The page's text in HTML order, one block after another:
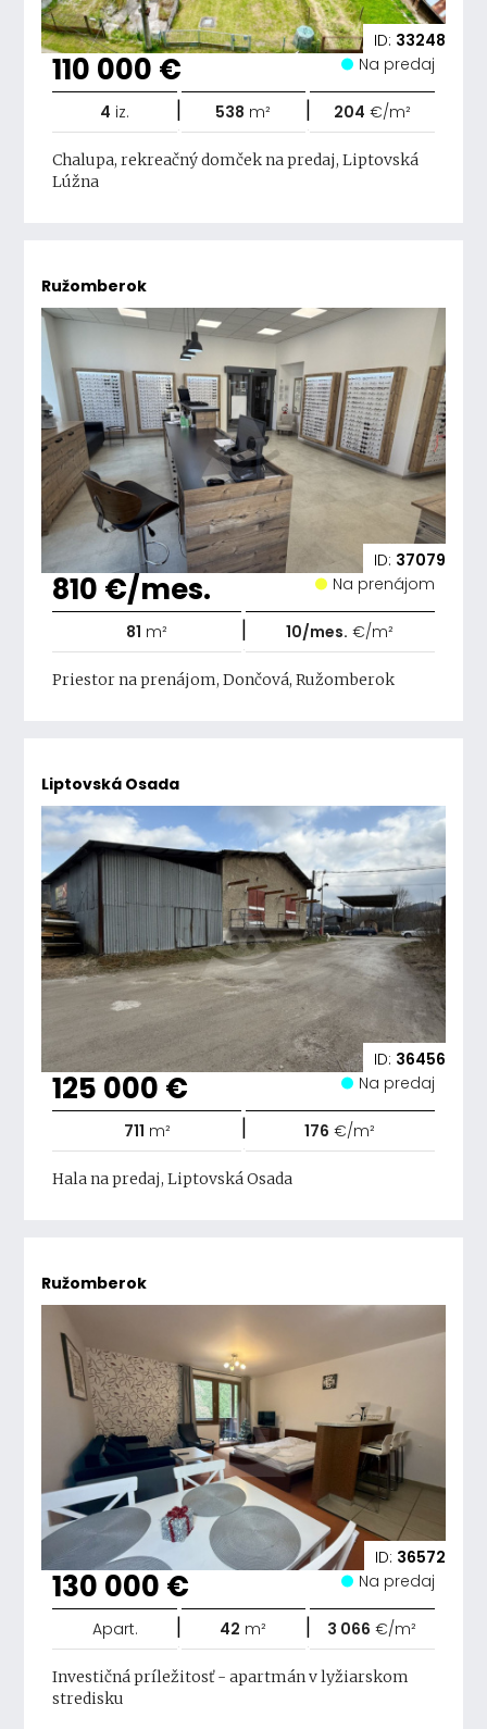
ID: 33248
110 000 € Na predaj
4 iz. | 538 m² | 204 €/m²
Chalupa, rekreačný domček na predaj, Liptovská
Lúžna
Ružomberok
ID: 37079
810 €/mes. Na prenájom
81 m² | 10/mes. €/m²
Priestor na prenájom, Dončová, Ružomberok
Liptovská Osada
ID: 36456
125 000 € Na predaj
711 m² | 176 €/m²
Hala na predaj, Liptovská Osada
Ružomberok
ID: 36572
130 000 € Na predaj
Apart. | 42 m² | 3 066 €/m²
Investičná príležitosť - apartmán v lyžiarskom
stredisku